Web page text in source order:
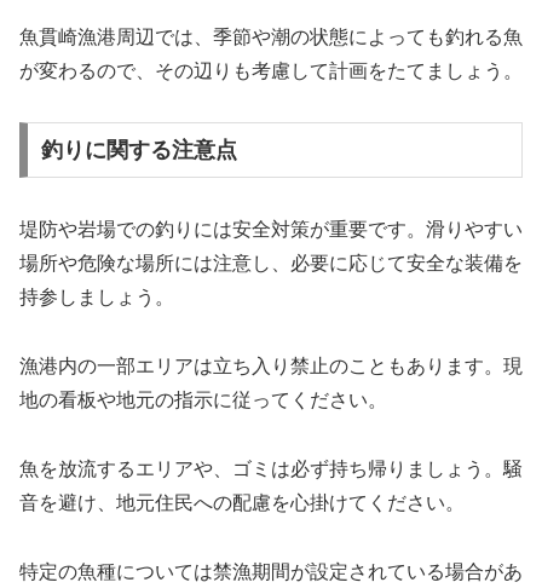
魚貫崎漁港周辺では、季節や潮の状態によっても釣れる魚
が変わるので、その辺りも考慮して計画をたてましょう。
釣りに関する注意点
堤防や岩場での釣りには安全対策が重要です。滑りやすい
場所や危険な場所には注意し、必要に応じて安全な装備を
持参しましょう。
漁港内の一部エリアは立ち入り禁止のこともあります。現
地の看板や地元の指示に従ってください。
魚を放流するエリアや、ゴミは必ず持ち帰りましょう。騒
音を避け、地元住民への配慮を心掛けてください。
特定の魚種については禁漁期間が設定されている場合があ